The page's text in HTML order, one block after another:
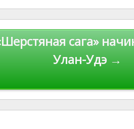
сага»
Улан-Удэ →